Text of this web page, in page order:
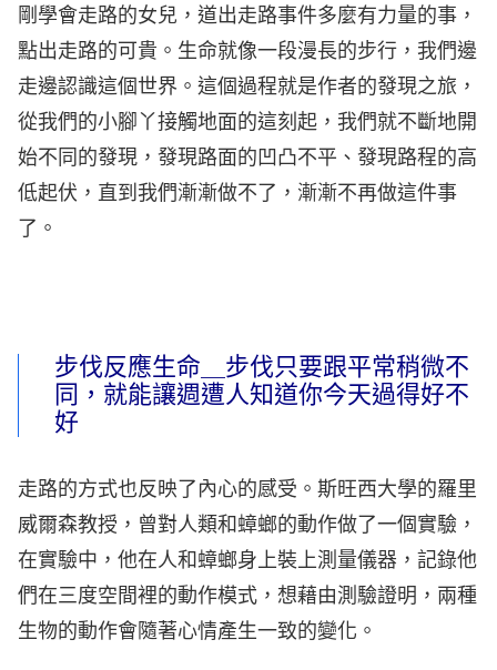
剛學會走路的女兒，道出走路事件多麼有力量的事，
點出走路的可貴。生命就像一段漫長的步行，我們邊
走邊認識這個世界。這個過程就是作者的發現之旅，
從我們的小腳丫接觸地面的這刻起，我們就不斷地開
始不同的發現，發現路面的凹凸不平、發現路程的高
低起伏，直到我們漸漸做不了，漸漸不再做這件事
了。
步伐反應生命＿步伐只要跟平常稍微不
同，就能讓週遭人知道你今天過得好不
好
走路的方式也反映了內心的感受。斯旺西大學的羅里
威爾森教授，曾對人類和蟑螂的動作做了一個實驗，
在實驗中，他在人和蟑螂身上裝上測量儀器，記錄他
們在三度空間裡的動作模式，想藉由測驗證明，兩種
生物的動作會隨著心情產生一致的變化。